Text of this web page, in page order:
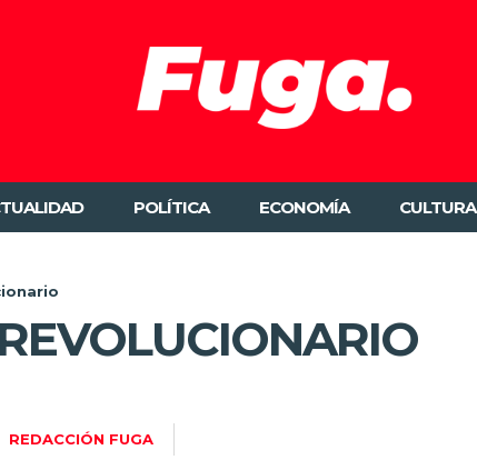
POLÍTICA ECONOMÍA CULTURA
REDACCIÓN FUGA